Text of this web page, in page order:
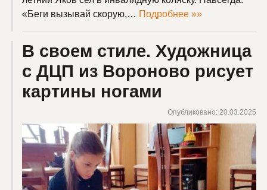
«Беги вызывай скорую,… Подробнее »»
В своем стиле. Художница
с ДЦП из Вороново рисует
картины ногами
Опубликовано: 20.03.2025